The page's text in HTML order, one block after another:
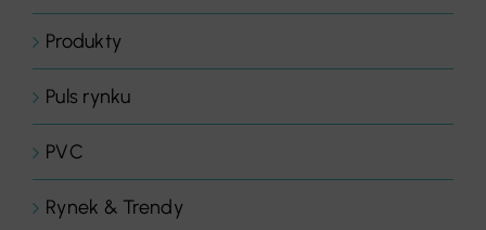
Produkty
Puls rynku
PVC
Rynek & Trendy